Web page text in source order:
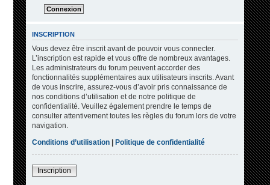
INSCRIPTION
Vous devez être inscrit avant de pouvoir vous connecter.
L’inscription est rapide et vous offre de nombreux avantages.
Les administrateurs du forum peuvent accorder des
fonctionnalités supplémentaires aux utilisateurs inscrits. Avant
de vous inscrire, assurez-vous d’avoir pris connaissance de
nos conditions d’utilisation et de notre politique de
confidentialité. Veuillez également prendre le temps de
consulter attentivement toutes les règles du forum lors de votre
navigation.
Conditions d’utilisation| Politique de confidentialité
Inscription